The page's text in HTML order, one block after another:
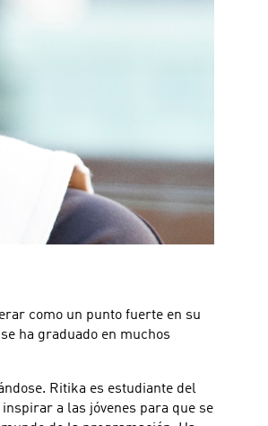
como un punto fuerte en su
ha graduado en muchos
Ritika es estudiante del
a las jóvenes para que se